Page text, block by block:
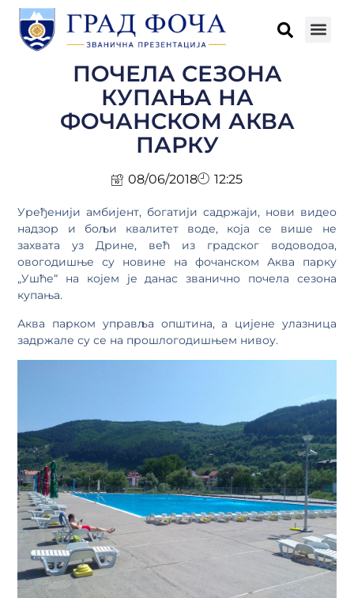
ПОЧЕЛА СЕЗОНА
КУПАЊА НА
ФОЧАНСКОМ АКВА
ПАРКУ
08/06/2018 12:25
Уређенији амбијент, богатији садржаји, нови видео
надзор и бољи квалитет воде, која се више не
захвата уз Дрине, већ из градског водоводоа,
овогодишње су новине на фочанском Аква парку
„Ушће“ на којем је данас званично почела сезона
купања.
Аква парком управља општина, а цијене улазница
задржале су се на прошлогодишњем нивоу.